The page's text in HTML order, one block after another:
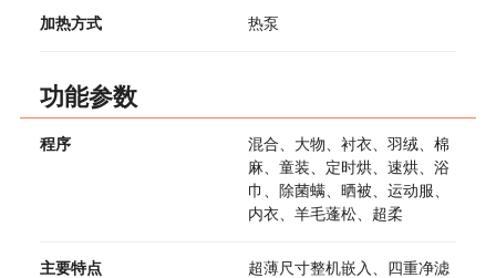
加热方式 热泵
功能参数
程序
混合、大物、衬衣、羽绒、棉
麻、童装、定时烘、速烘、浴
巾、除菌螨、晒被、运动服、
内衣、羊毛蓬松、超柔
主要特点
超薄尺寸整机嵌入、四重净滤